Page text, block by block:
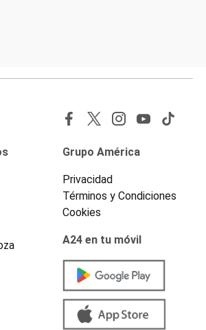
Grupo América
Privacidad
Términos y Condiciones
Cookies
A24 en tu móvil